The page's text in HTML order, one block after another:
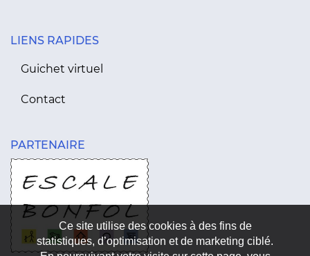
LIENS RAPIDES
Guichet virtuel
Contact
PARTENAIRE
Ce site utilise des cookies à des fins de
statistiques, d’optimisation et de marketing ciblé.